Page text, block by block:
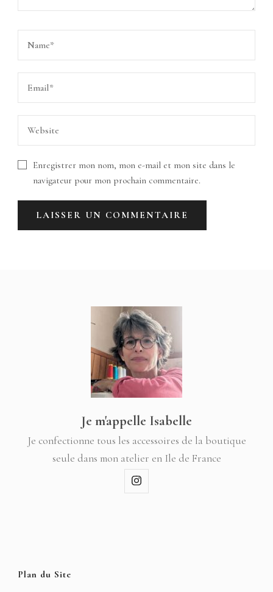
Enregistrer mon nom, mon e-mail et mon site dans le
navigateur pour mon prochain commentaire.
Je m'appelle Isabelle
Je confectionne tous les accessoires de la boutique
seule dans mon atelier en Ile de France
Plan du Site